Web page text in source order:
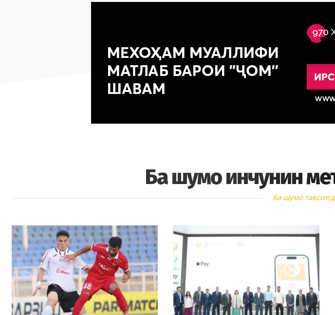
Ба шумо инчунин
Ба шумо тавсия